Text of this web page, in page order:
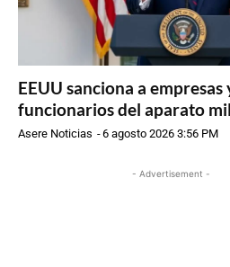
EEUU sanciona a empresas
funcionarios del aparato
Asere Noticias -6 agosto 2026 3:56 PM
- Advertisement -